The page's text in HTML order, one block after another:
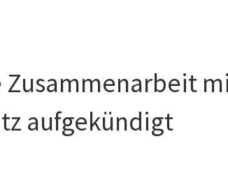
Zusammenarbeit
aufgekündigt